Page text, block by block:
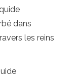
dans
les reins